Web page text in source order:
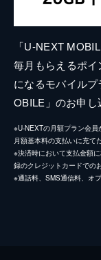
「U-NEXT
毎月もらえるポ
になるモバイル
OBILE」のお申し
※U-NEXTの月額プラン会
月額基本料の支払いに充て
※決済時において支払金額
録のクレジットカードでの
※通話料、SMS通信料、オ